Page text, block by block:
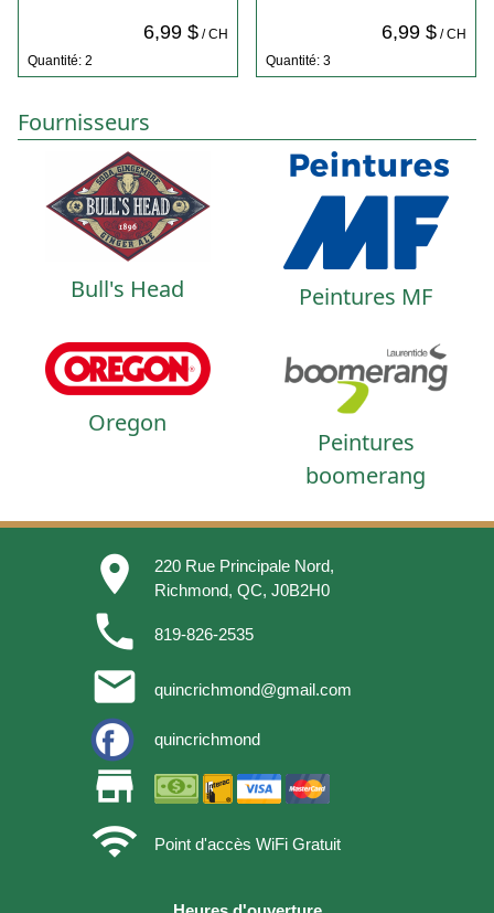
6,99 $/ CH
Quantité: 2
6,99 $/ CH
Quantité: 3
Fournisseurs
Bull's Head Peintures MF
Oregon
Peintures
boomerang
place
220 Rue Principale Nord,
Richmond, QC, J0B2H0
phone 819-826-2535
email quincrichmond@gmail.com
quincrichmond
store
wifi
Point d'accès WiFi Gratuit